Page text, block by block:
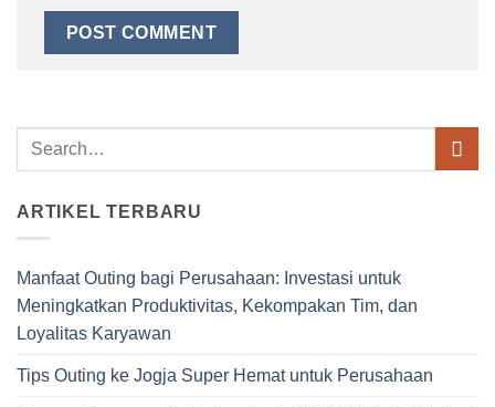
ARTIKEL TERBARU
Manfaat Outing bagi Perusahaan: Investasi untuk
Meningkatkan Produktivitas, Kekompakan Tim, dan
Loyalitas Karyawan
Tips Outing ke Jogja Super Hemat untuk Perusahaan